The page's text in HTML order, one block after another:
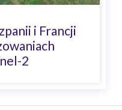
i Francji
2